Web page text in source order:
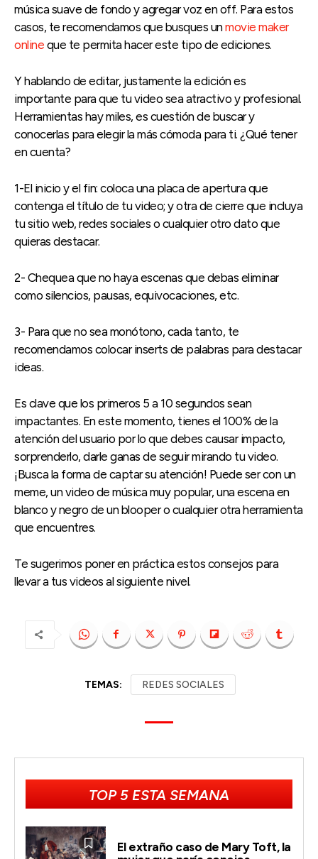
música suave de fondo y agregar voz en off. Para estos
casos, te recomendamos que busques unmovie maker
online que te permita hacer este tipo de ediciones.
Y hablando de editar, justamente la edición es
importante para que tu video sea atractivo y profesional.
Herramientas hay miles, es cuestión de buscar y
conocerlas para elegir la más cómoda para ti. ¿Qué tener
en cuenta?
1-El inicio y el fin: coloca una placa de apertura que
contenga el título de tu video; y otra de cierre que incluya
tu sitio web, redes sociales o cualquier otro dato que
quieras destacar.
2- Chequea que no haya escenas que debas eliminar
como silencios, pausas, equivocaciones, etc.
3- Para que no sea monótono, cada tanto, te
recomendamos colocar inserts de palabras para destacar
ideas.
Es clave que los primeros 5 a 10 segundos sean
impactantes. En este momento, tienes el 100% de la
atención del usuario por lo que debes causar impacto,
sorprenderlo, darle ganas de seguir mirando tu video.
¡Busca la forma de captar su atención! Puede ser con un
meme, un video de música muy popular, una escena en
blanco y negro de un blooper o cualquier otra herramienta
que encuentres.
Te sugerimos poner en práctica estos consejos para
llevar a tus videos al siguiente nivel.
TEMAS: REDES SOCIALES
TOP 5 ESTA SEMANA
El extraño caso de Mary Toft, la